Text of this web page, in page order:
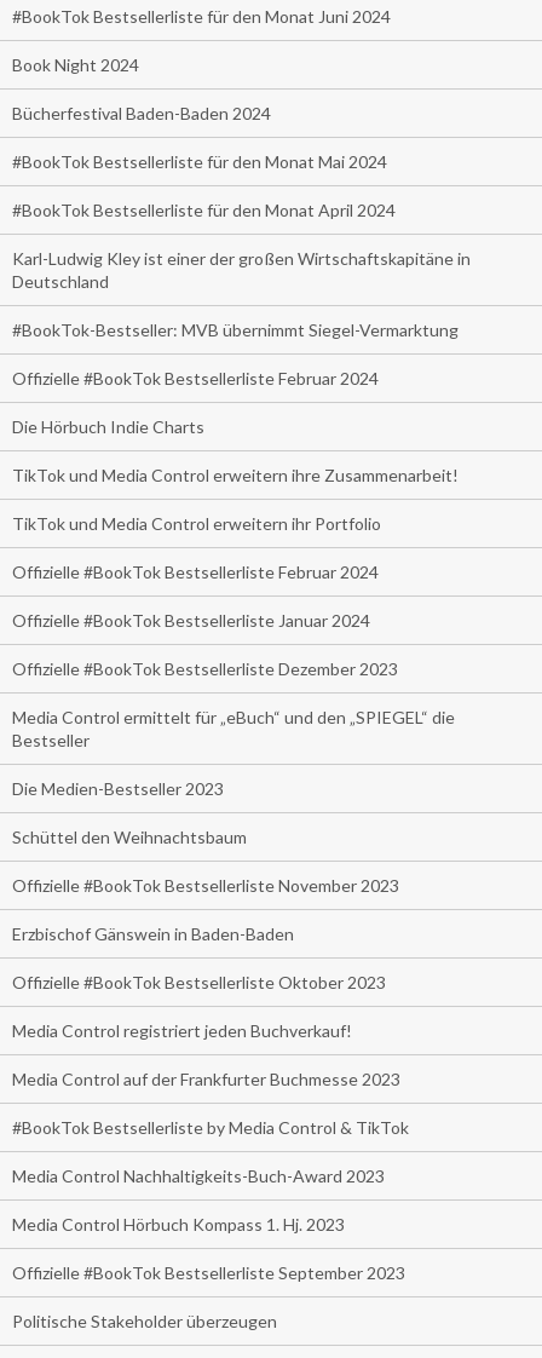
#BookTok Bestsellerliste für den Monat Juni 2024
Book Night 2024
Bücherfestival Baden-Baden 2024
#BookTok Bestsellerliste für den Monat Mai 2024
#BookTok Bestsellerliste für den Monat April 2024
Karl-Ludwig Kley ist einer der großen Wirtschaftskapitäne in
Deutschland
#BookTok-Bestseller: MVB übernimmt Siegel-Vermarktung
Offizielle #BookTok Bestsellerliste Februar 2024
Die Hörbuch Indie Charts
TikTok und Media Control erweitern ihre Zusammenarbeit!
TikTok und Media Control erweitern ihr Portfolio
Offizielle #BookTok Bestsellerliste Februar 2024
Offizielle #BookTok Bestsellerliste Januar 2024
Offizielle #BookTok Bestsellerliste Dezember 2023
Media Control ermittelt für „eBuch“ und den „SPIEGEL“ die
Bestseller
Die Medien-Bestseller 2023
Schüttel den Weihnachtsbaum
Offizielle #BookTok Bestsellerliste November 2023
Erzbischof Gänswein in Baden-Baden
Offizielle #BookTok Bestsellerliste Oktober 2023
Media Control registriert jeden Buchverkauf!
Media Control auf der Frankfurter Buchmesse 2023
#BookTok Bestsellerliste by Media Control & TikTok
Media Control Nachhaltigkeits-Buch-Award 2023
Media Control Hörbuch Kompass 1. Hj. 2023
Offizielle #BookTok Bestsellerliste September 2023
Politische Stakeholder überzeugen